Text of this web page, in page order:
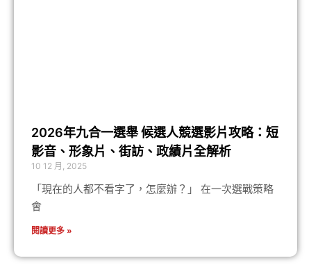
2026年九合一選舉 候選人競選影片攻略：短
影音、形象片、街訪、政績片全解析
10 12 月, 2025
「現在的人都不看字了，怎麼辦？」 在一次選戰策略
會
閱讀更多 »